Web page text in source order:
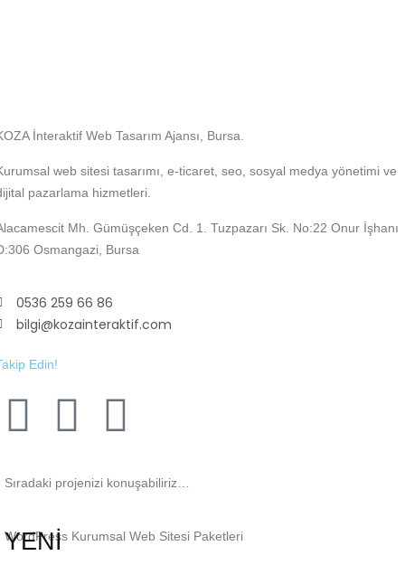
İnteraktif Web Tasarım Ajansı, Bursa.
web sitesi tasarımı, e-ticaret, seo, sosyal medya yönetimi ve
pazarlama hizmetleri.
Mh. Gümüşçeken Cd. 1. Tuzpazarı Sk. No:22 Onur İşhanı
Osmangazi, Bursa
0536 259 66 86
bilgi@kozainteraktif.com
Edin!
Sıradaki projenizi konuşabiliriz…
WordPress Kurumsal Web Sitesi Paketleri
YENİ